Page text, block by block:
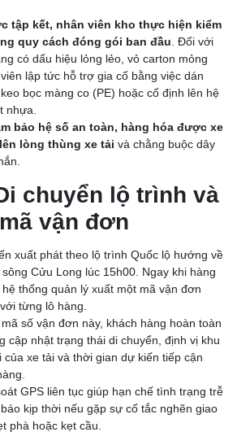
tập kết, nhân viên kho thực hiện kiểm
quy cách đóng gói ban đầu . Đối với
có dấu hiệu lỏng lẻo, vỏ carton mỏng
lập tức hỗ trợ gia cố bằng việc dán
bọc màng co (PE) hoặc cố định lên hệ
nhựa.
bảo hệ số an toàn, hàng hóa được xe
lòng thùng xe tải và chằng buộc dây
chuyển lộ trình và
vận đơn
xuất phát theo lộ trình Quốc lộ hướng về
Cửu Long lúc 15h00. Ngay khi hàng
thống quản lý xuất một mã vận đơn
từng lô hàng.
số vận đơn này, khách hàng hoàn toàn
cập nhật trạng thái di chuyển, định vị khu
của xe tải và thời gian dự kiến tiếp cận
GPS liên tục giúp hạn chế tình trạng trễ
kịp thời nếu gặp sự cố tắc nghẽn giao
phà hoặc kẹt cầu.